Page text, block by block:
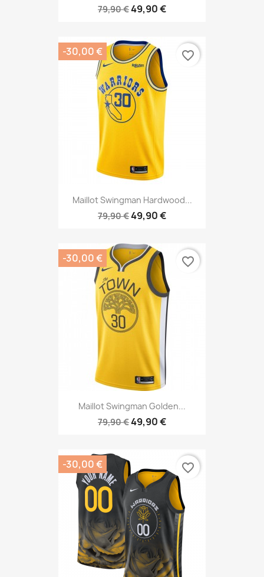
79,90 €49,90 €
Maillot Swingman Hardwood...
79,90 €49,90 €
-30,00 € favorite_border
Maillot Swingman Golden...
79,90 €49,90 €
-30,00 € favorite_border
-30,00 € favorite_border